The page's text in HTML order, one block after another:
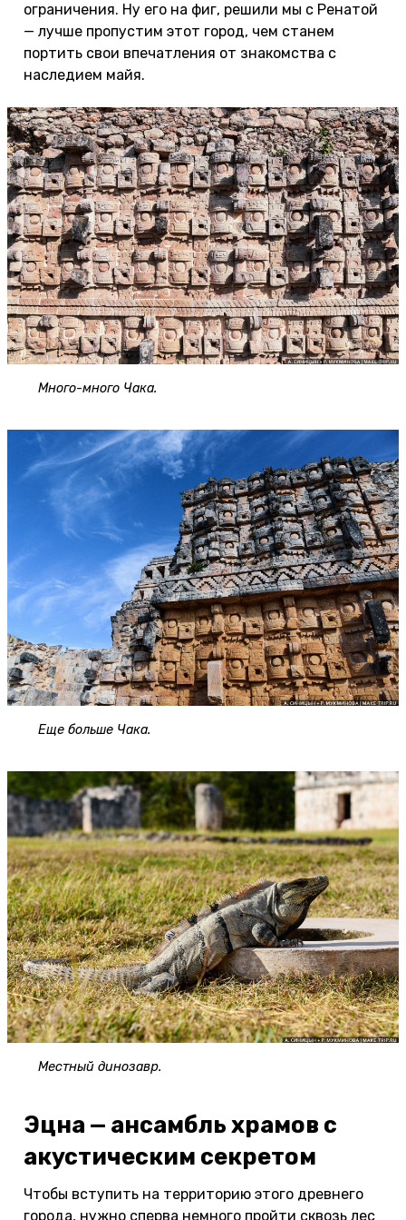
ограничения. Ну его на фиг, решили мы с Ренатой
— лучше пропустим этот город, чем станем
портить свои впечатления от знакомства с
наследием майя.
Много-много Чака.
Еще больше Чака.
Местный динозавр.
Эцна — ансамбль храмов с
акустическим секретом
Чтобы вступить на территорию этого древнего
города, нужно сперва немного пройти сквозь лес